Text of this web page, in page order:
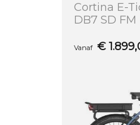
Cortina E-
DB7 SD FM
Vanaf €